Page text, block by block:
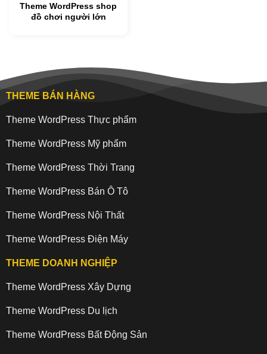
Theme WordPress shop
đồ chơi người lớn
THEME BÁN HÀNG
Theme WordPress Thực phẩm
Theme WordPress Mỹ phẩm
Theme WordPress Thời Trang
Theme WordPress Bán Ô Tô
Theme WordPress Nội Thất
Theme WordPress Điện Máy
THEME DOANH NGHIỆP
Theme WordPress Xây Dựng
Theme WordPress Du lịch
Theme WordPress Bất Động Sản